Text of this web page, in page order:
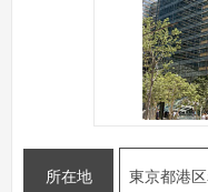
所在地 東京都港